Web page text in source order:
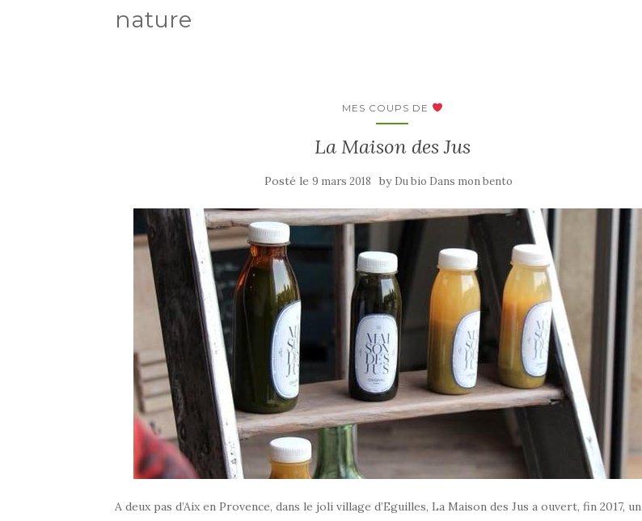
nature
MES COUPS DE
La Maison des Jus
Posté le 9 mars 2018 by Du bio Dans mon bento
A deux pas d’Aix en Provence, dans le joli village d’Eguilles, La Maison des Jus a ouvert, fin 2017, un